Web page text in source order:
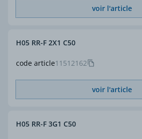
voir l'article
code article11512162
H05 RR-F 2X1 C50
voir l'article
H05 RR-F 3G1 C50